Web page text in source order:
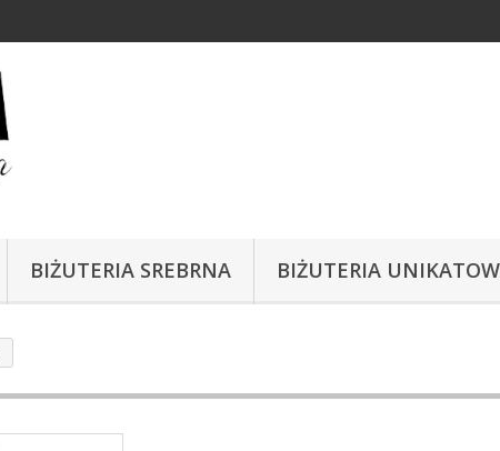
BIŻUTERIA SREBRNA BIŻUTERIA